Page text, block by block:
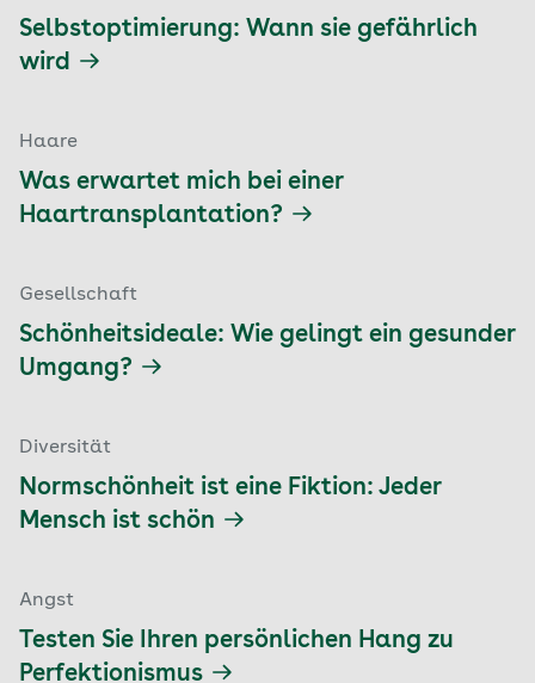
Selbstoptimierung: Wann sie gefährlich
wird
Haare
Was erwartet mich bei einer
Haartransplantation?
Gesellschaft
Schönheitsideale: Wie gelingt ein gesunder
Umgang?
Diversität
Normschönheit ist eine Fiktion: Jeder
Mensch ist schön
Angst
Testen Sie Ihren persönlichen Hang zu
Perfektionismus